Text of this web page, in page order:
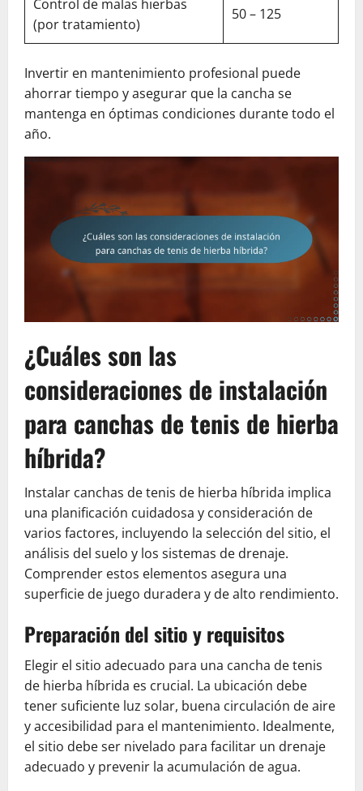
Control de malas hierbas
(por tratamiento)
50 – 125
Invertir en mantenimiento profesional puede
ahorrar tiempo y asegurar que la cancha se
mantenga en óptimas condiciones durante todo el
año.
¿Cuáles son las
consideraciones de instalación
para canchas de tenis de hierba
híbrida?
Instalar canchas de tenis de hierba híbrida implica
una planificación cuidadosa y consideración de
varios factores, incluyendo la selección del sitio, el
análisis del suelo y los sistemas de drenaje.
Comprender estos elementos asegura una
superficie de juego duradera y de alto rendimiento.
Preparación del sitio y requisitos
Elegir el sitio adecuado para una cancha de tenis
de hierba híbrida es crucial. La ubicación debe
tener suficiente luz solar, buena circulación de aire
y accesibilidad para el mantenimiento. Idealmente,
el sitio debe ser nivelado para facilitar un drenaje
adecuado y prevenir la acumulación de agua.